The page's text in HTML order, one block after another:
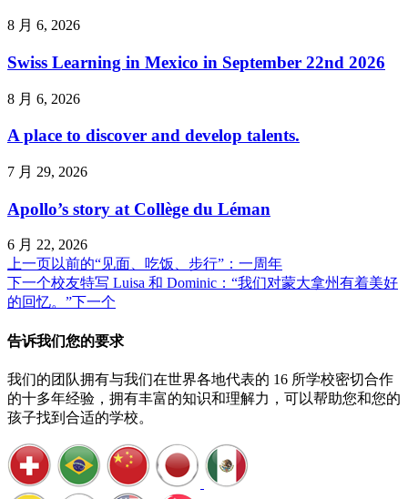
8 月 6, 2026
Swiss Learning in Mexico in September 22nd 2026
8 月 6, 2026
A place to discover and develop talents.
7 月 29, 2026
Apollo’s story at Collège du Léman
6 月 22, 2026
上一页以前的“见面、吃饭、步行”：一周年
下一个校友特写 Luisa 和 Dominic：“我们对蒙大拿州有着美好
的回忆。”下一个
告诉我们您的要求
我们的团队拥有与我们在世界各地代表的 16 所学校密切合作
的十多年经验，拥有丰富的知识和理解力，可以帮助您和您的
孩子找到合适的学校。